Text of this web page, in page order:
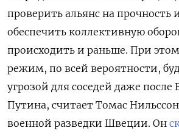
проверить альянс на прочность
обеспечить коллективную
происходить и раньше. При
режим, по всей вероятности,
угрозой для соседей даже
Путина, считает Томас
военной разведки Швеции. Он